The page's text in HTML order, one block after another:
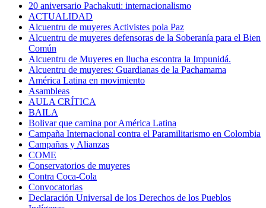
20 aniversario Pachakuti: internacionalismo
ACTUALIDAD
Alcuentru de muyeres Activistes pola Paz
Alcuentru de muyeres defensoras de la Soberanía para el Bien
Común
Alcuentru de Muyeres en llucha escontra la Impunidá.
Alcuentru de muyeres: Guardianas de la Pachamama
América Latina en movimiento
Asambleas
AULA CRÍTICA
BAILA
Bolivar que camina por América Latina
Campaña Internacional contra el Paramilitarismo en Colombia
Campañas y Alianzas
COME
Conservatorios de muyeres
Contra Coca-Cola
Convocatorias
Declaración Universal de los Derechos de los Pueblos